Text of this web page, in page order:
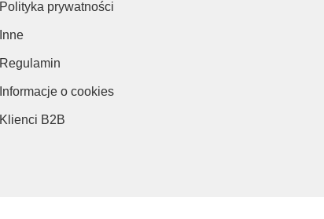
Polityka prywatności
Inne
Regulamin
Informacje o cookies
Klienci B2B